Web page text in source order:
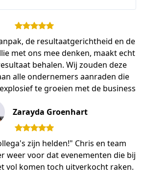
de resultaatgerichtheid en de
met ons mee denken, maakt echt
behalen. Wij zouden deze
alle ondernemers aanraden die
te groeien met de business
Zarayda Groenhart
zijn helden!" Chris en team
weer voor dat evenementen die bij
vol komen toch uitverkocht raken.